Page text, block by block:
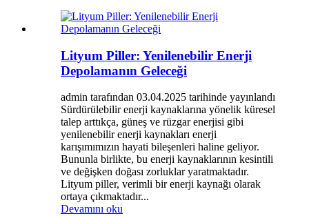
Lityum Piller: Yenilenebilir Enerji
Depolamanın Geleceği
admin tarafından 03.04.2025 tarihinde yayınlandı
Sürdürülebilir enerji kaynaklarına yönelik küresel
talep arttıkça, güneş ve rüzgar enerjisi gibi
yenilenebilir enerji kaynakları enerji
karışımımızın hayati bileşenleri haline geliyor.
Bununla birlikte, bu enerji kaynaklarının kesintili
ve değişken doğası zorluklar yaratmaktadır.
Lityum piller, verimli bir enerji kaynağı olarak
ortaya çıkmaktadır...
Devamını oku